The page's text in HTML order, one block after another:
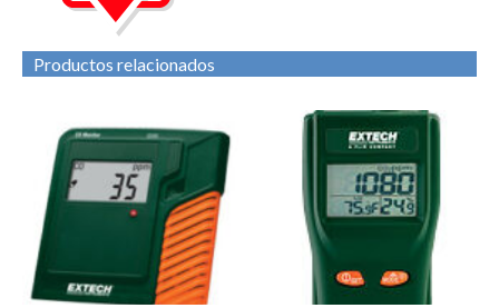
Productos relacionados